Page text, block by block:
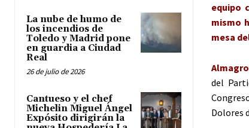
La nube de humo de
los incendios de
Toledo y Madrid pone
en guardia a Ciudad
Real
26 de julio de 2026
Cantueso y el chef
Michelin Miguel Ángel
Expósito dirigirán la
equipo
mismo
mesa
del
Dolores